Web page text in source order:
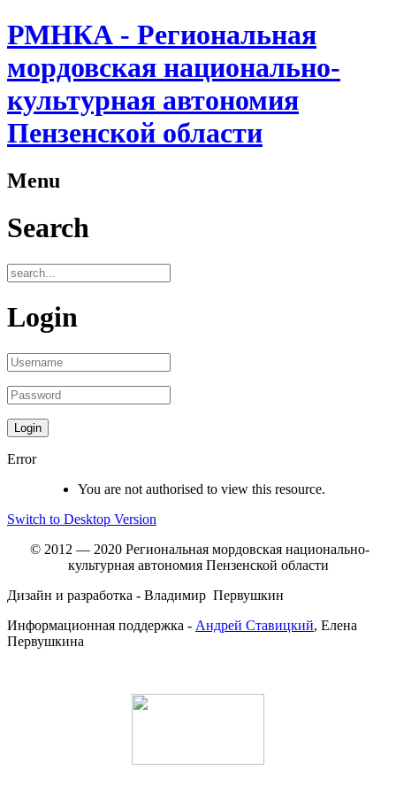
РМНКА - Региональная
мордовская национально-
культурная автономия
Пензенской области
Menu
Search
Login
Error
You are not authorised to view this resource.
Switch to Desktop Version
© 2012 — 2020 Региональная мордовская национально-
культурная автономия Пензенской области
Дизайн и разработка - Владимир Первушкин
Информационная поддержка - Андрей Ставицкий, Елена
Первушкина